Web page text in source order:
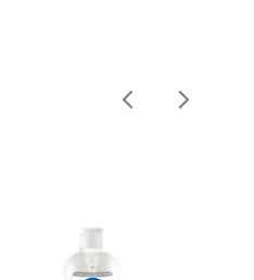
matinal, ajudando a